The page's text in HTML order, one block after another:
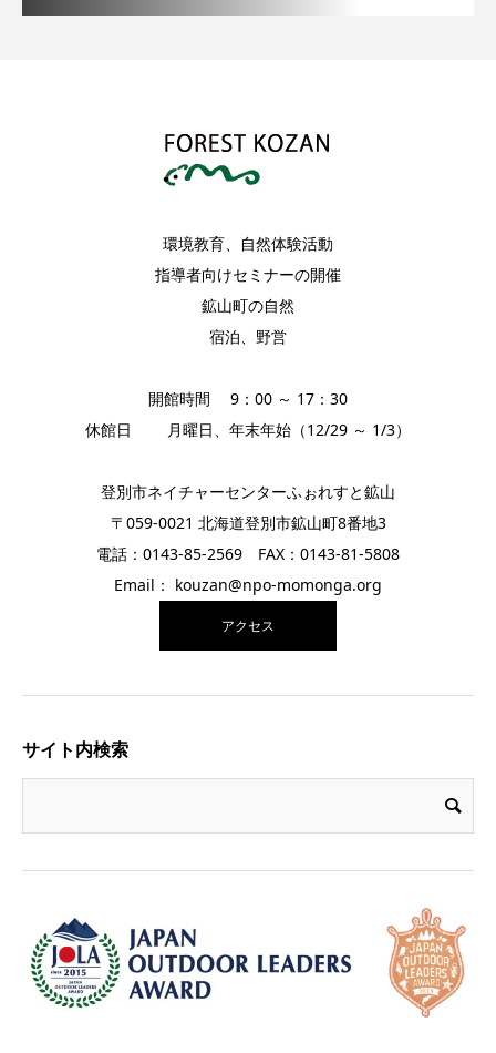
環境教育、自然体験活動
指導者向けセミナーの開催
鉱山町の自然
宿泊、野営
開館時間 9：00 ～ 17：30
休館日 月曜日、年末年始（12/29 ～ 1/3）
登別市ネイチャーセンターふぉれすと鉱山
〒059-0021 北海道登別市鉱山町8番地3
電話：0143-85-2569 FAX：0143-81-5808
Email： kouzan@npo-momonga.org
アクセス
サイト内検索